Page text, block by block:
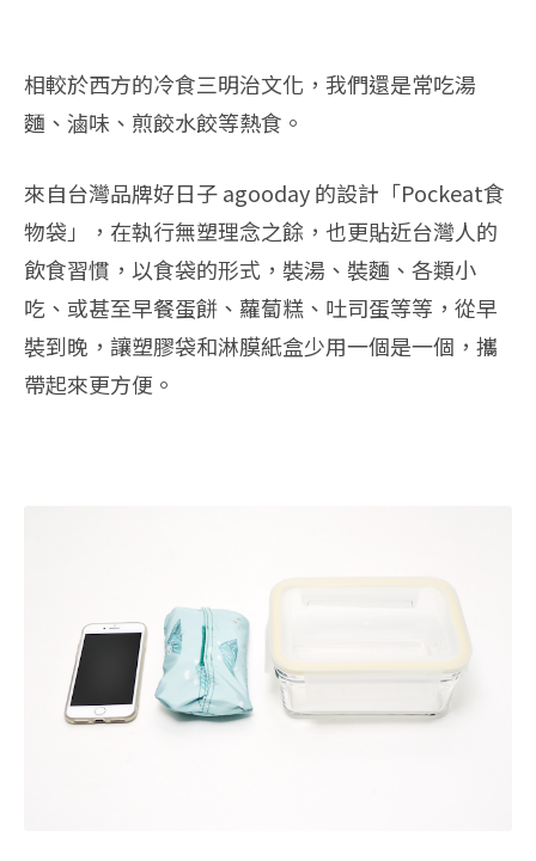
相較於西方的冷食三明治文化，我們還是常吃湯
麵、滷味、煎餃水餃等熱食。
來自台灣品牌好日子 agooday 的設計「Pockeat食
物袋」，在執行無塑理念之餘，也更貼近台灣人的
飲食習慣，以食袋的形式，裝湯、裝麵、各類小
吃、或甚至早餐蛋餅、蘿蔔糕、吐司蛋等等，從早
裝到晚，讓塑膠袋和淋膜紙盒少用一個是一個，攜
帶起來更方便。